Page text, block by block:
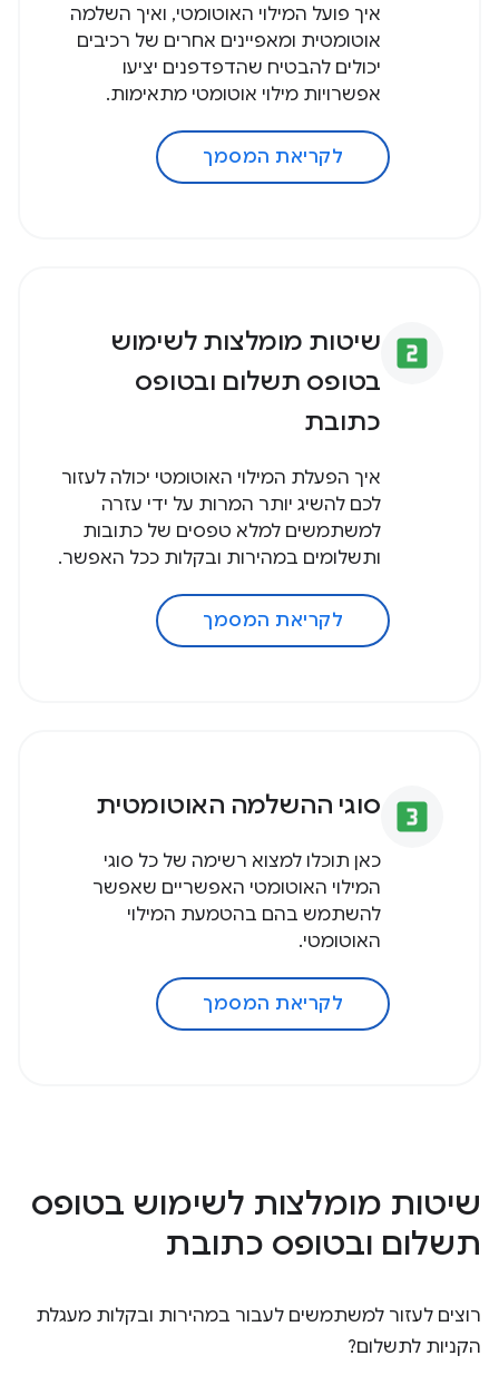
איך פועל המילוי האוטומטי, ואיך השלמה
אוטומטית ומאפיינים אחרים של רכיבים
יכולים להבטיח שהדפדפנים יציעו
אפשרויות מילוי אוטומטי מתאימות.
לקריאת המסמך
looks_two שיטות מומלצות לשימוש
בטופס תשלום ובטופס
כתובת
איך הפעלת המילוי האוטומטי יכולה לעזור
לכם להשיג יותר המרות על ידי עזרה
למשתמשים למלא טפסים של כתובות
ותשלומים במהירות ובקלות ככל האפשר.
לקריאת המסמך
looks_3 סוגי ההשלמה האוטומטית
כאן תוכלו למצוא רשימה של כל סוגי
המילוי האוטומטי האפשריים שאפשר
להשתמש בהם בהטמעת המילוי
האוטומטי.
לקריאת המסמך
שיטות מומלצות לשימוש בטופס
תשלום ובטופס כתובת
רוצים לעזור למשתמשים לעבור במהירות ובקלות מעגלת
הקניות לתשלום?